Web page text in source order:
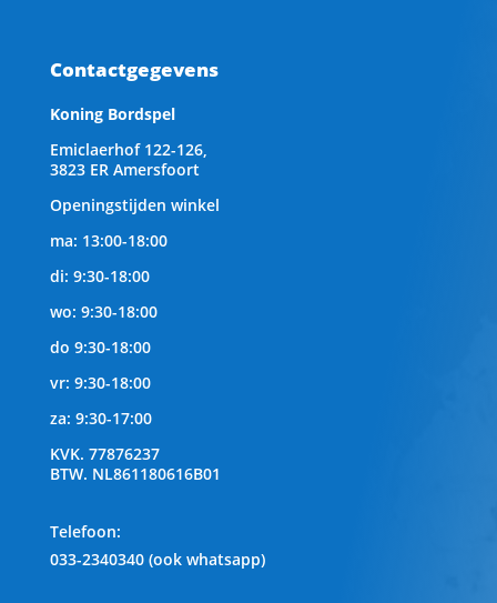
Contactgegevens
Koning Bordspel
Emiclaerhof 122-126,
3823 ER Amersfoort
Openingstijden winkel
ma: 13:00-18:00
di: 9:30-18:00
wo: 9:30-18:00
do 9:30-18:00
vr: 9:30-18:00
za: 9:30-17:00
KVK. 77876237
BTW. NL861180616B01
Telefoon:
033-2340340 (ook whatsapp)